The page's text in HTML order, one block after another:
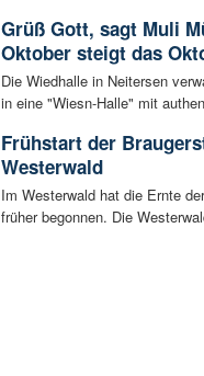
Grüß Gott, sagt Muli
Oktober steigt das
Die Wiedhalle in Neitersen
in eine "Wiesn-Halle" mit
Frühstart der
Westerwald
Im Westerwald hat die Ernte
früher begonnen. Die